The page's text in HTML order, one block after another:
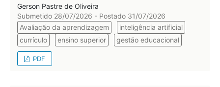
Gerson Pastre de Oliveira
Submetido 28/07/2026 - Postado 31/07/2026
Avaliação da aprendizagem
inteligência artificial
currículo
ensino superior gestão educacional
PDF